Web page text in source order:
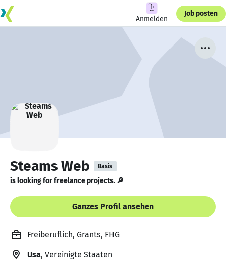
Anmelden
Job posten
Steams Web Basis
is looking for freelance projects. 🔎
Ganzes Profil ansehen
Freiberuflich, Grants, FHG
Usa, Vereinigte Staaten